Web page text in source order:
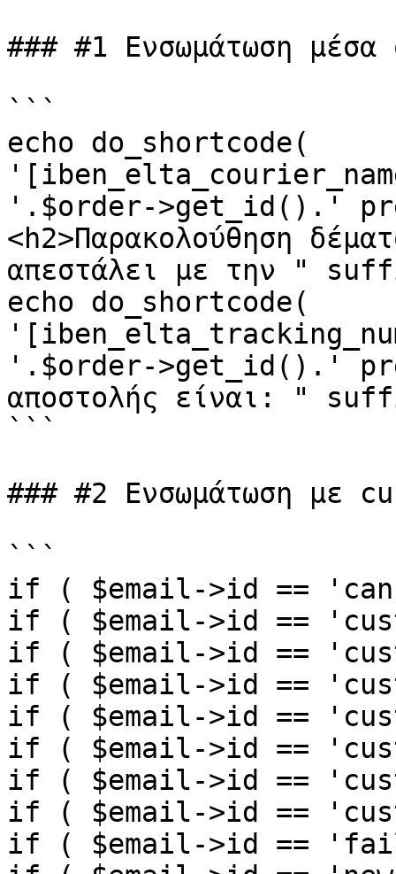
### #1 Ενσωμάτωση
```
echo do_shortcode(
'.$order->get_id().'
<h2>Παρακολούθηση
απεστάλει με την "
echo do_shortcode(
'.$order->get_id().'
αποστολής είναι: "
```
### #2 Ενσωμάτωση με
```
if ( $email->id ==
if ( $email->id ==
if ( $email->id ==
if ( $email->id ==
if ( $email->id ==
if ( $email->id ==
if ( $email->id ==
if ( $email->id ==
if ( $email->id ==